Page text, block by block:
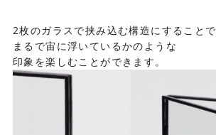
2枚のガラスで挟み込む構造にすることで
まるで宙に浮いているかのような
印象を楽しむことができます。